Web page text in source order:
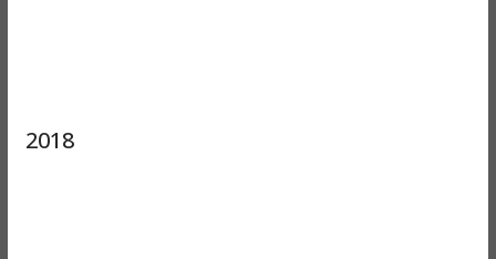
2018